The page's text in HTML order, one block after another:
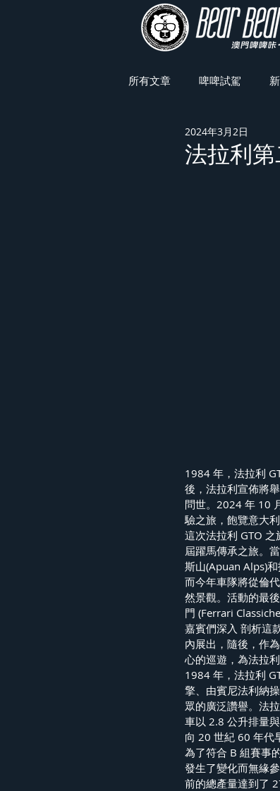
所有文章 啤啤試駕
車展焦點
法拉利
2024年3月2日
1984 年，法拉利
後，法拉利宣佈將
問世。2024 年 10
驗之旅，飽覽意大
這次法拉利 GTO
屆躍馬傳承之旅。
斯山(Apuan Alps)和
而今年車隊將從倫
然景觀。活動的最
門 (Ferrari
嘉賓們深入 剖析這
內展出，隨後，作
心的巡遊，為法拉
1984 年，法拉利
擎、由賓尼法利納
眾的廣泛讚譽。法
車以 2.8 公升排量
向 20 世紀 60 年代
為了符合 B 組賽事
發生了變化而無緣
前的總產量達到了